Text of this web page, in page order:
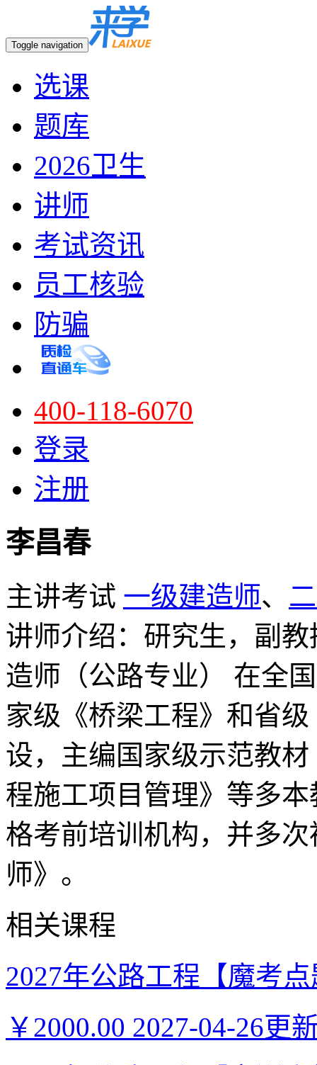
Toggle navigation
选课
题库
2026卫生
讲师
考试资讯
员工核验
防骗
400-118-6070
登录
注册
李昌春
主讲考试 一级建造师、
讲师介绍：研究生，副
造师（公路专业） 在全
家级《桥梁工程》和省
设，主编国家级示范教
程施工项目管理》等多
格考前培训机构，并多
师》。
相关课程
2027年公路工程【魔考
￥2000.00 2027-04-26更